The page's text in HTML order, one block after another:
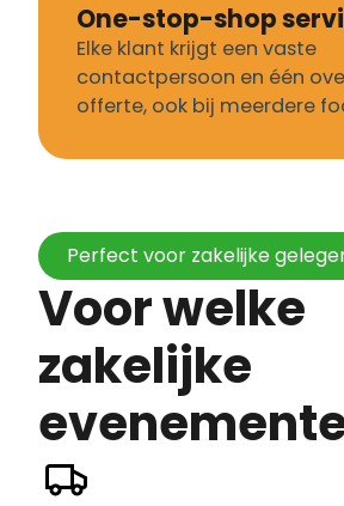
One-stop-shop
Elke klant krijgt een vaste
contactpersoon en één
offerte, ook bij meerdere
Perfect voor zakelijke
Voor welke
zakelijke